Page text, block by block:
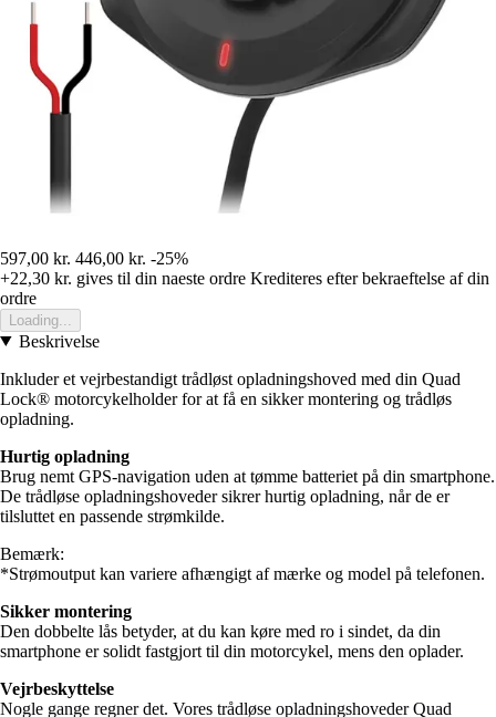
597,00 kr. 446,00 kr. -25%
+22,30 kr. gives til din naeste ordre Krediteres efter bekraeftelse af din
ordre
Loading...
Beskrivelse
Inkluder et vejrbestandigt trådløst opladningshoved med din Quad
Lock® motorcykelholder for at få en sikker montering og trådløs
opladning.
Hurtig opladning
Brug nemt GPS-navigation uden at tømme batteriet på din smartphone.
De trådløse opladningshoveder sikrer hurtig opladning, når de er
tilsluttet en passende strømkilde.
Bemærk:
*Strømoutput kan variere afhængigt af mærke og model på telefonen.
Sikker montering
Den dobbelte lås betyder, at du kan køre med ro i sindet, da din
smartphone er solidt fastgjort til din motorcykel, mens den oplader.
Vejrbeskyttelse
Nogle gange regner det. Vores trådløse opladningshoveder Quad